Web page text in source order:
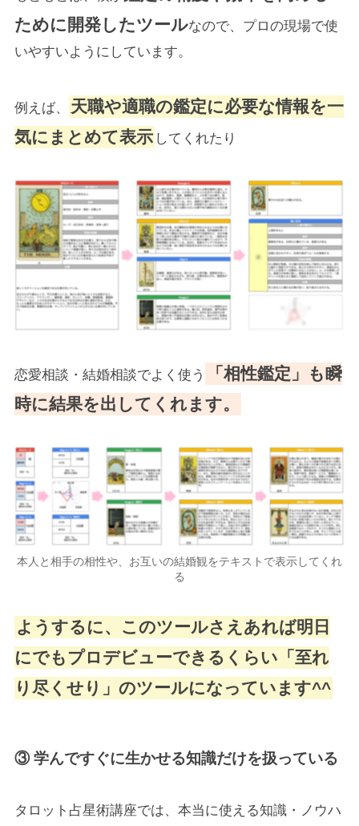
ために開発したツールなので、プロの現場で使
いやすいようにしています。
例えば、
天職や適職の鑑定に必要な情報を一
気にまとめて表示 してくれたり
恋愛相談・結婚相談でよく使う
「相性鑑定」も瞬
時に結果を出してくれます。
本人と相手の相性や、お互いの結婚観をテキストで表示してくれ
る
ようするに、このツールさえあれば明日
にでもプロデビューできるくらい「至れ
り尽くせり」のツールになっています^^
③ 学んですぐに生かせる知識だけを扱っている
タロット占星術講座では、本当に使える知識・ノウハ